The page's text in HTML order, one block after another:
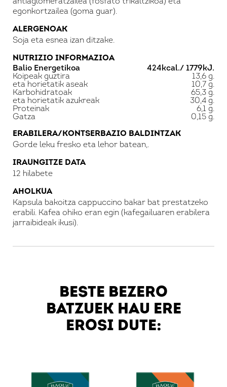
egonkortzailea (goma guar).
ALERGENOAK
Soja eta esnea izan ditzake.
NUTRIZIO INFORMAZIOA
Balio Energetikoa
424kcal./ 1779kJ.
Koipeak guztira
13,6 g.
eta horietatik aseak
10,7 g.
Karbohidratoak
65,3 g.
eta horietatik azukreak
30,4 g.
Proteinak
6,1 g.
Gatza
0,15 g.
ERABILERA/KONTSERBAZIO BALDINTZAK
Gorde leku fresko eta lehor batean,.
IRAUNGITZE DATA
12 hilabete
AHOLKUA
Kapsula bakoitza cappuccino bakar bat prestatzeko
erabili. Kafea ohiko eran egin (kafegailuaren erabilera
jarraibideak ikusi).
BESTE BEZERO
BATZUEK HAU ERE
EROSI DUTE:
Hasi saioa